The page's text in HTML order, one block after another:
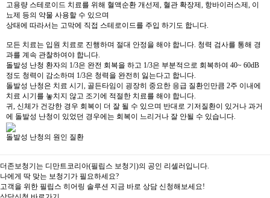
고용량 스테로이드 치료를 위해 혈액순환 개선제, 혈관 확장제, 항바이러스제, 이
뇨제 등의 약물 사용할 수 있으며
상태에 따라서는 고막에 직접 스테로이드를 주입 하기도 합니다.
모든 치료는 입원 치료로 진행하며 절대 안정을 해야 합니다. 청력 검사를 통해 경
과를 계속 관찰하여야 합니다.
돌발성 난청 환자의 1/3은 완전 회복을 하고 1/3은 부분적으로 회복하여 40~ 60dB
정도 청력이 감소하며 1/3은 청력을 완전히 잃는다고 합니다.
돌발성 난청은 치료 시기, 골든타임이 굉장히 중요한 응급 질환인만큼 2주 이내에
치료 시기를 놓치지 않고 조기에 적절한 치료를 해야 합니다.
귀, 신체가 건강한 경우 회복이 더 잘 될 수 있으며 반대로 기저질환이 있거나 과거
에 돌발성 난청이 있었던 경우에는 회복이 느리거나 잘 안될 수 있습니다.
돌발성 난청의 원인 질환
더존보청기는 디만트코리아(필립스 보청기)의 공인 리셀러입니다.
나에게 딱 맞는 보청기가 필요하세요?
고객을 위한 필립스 히어링 솔루션 지금 바로 상담 신청해보세요!